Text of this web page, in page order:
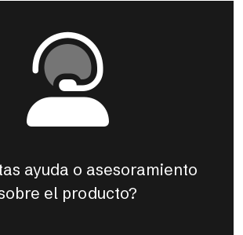
ayuda o asesoramiento
el producto?